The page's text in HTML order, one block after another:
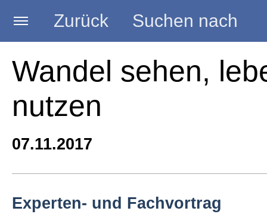
Zurück Suchen nach
Startseite
BLOG HANDWERK
Kategorien
Seminare
Wandel sehen,
nutzen
07.11.2017
Experten- und Fachvortrag